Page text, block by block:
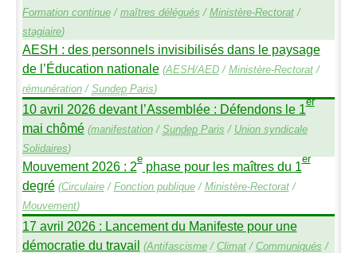
Formation continue/ maîtres délégués / Ministère-Rectorat/
stagiaire)
AESH : des personnels invisibilisés dans le paysage
de l’Éducation nationale (AESH/AED/ Ministère-Rectorat/
rémunération/ SundepParis)
10 avril 2026 devant l’Assemblée : Défendons le 1er
mai chômé (manifestation/ SundepParis / Union syndicale
Solidaires)
Mouvement 2026 : 2ephase pour les maîtres du 1er
degré (Circulaire/ Fonction publique/ Ministère-Rectorat/
Mouvement)
17 avril 2026 : Lancement du Manifeste pour une
démocratie du travail (Antifascisme/ Climat/ Communiqués /